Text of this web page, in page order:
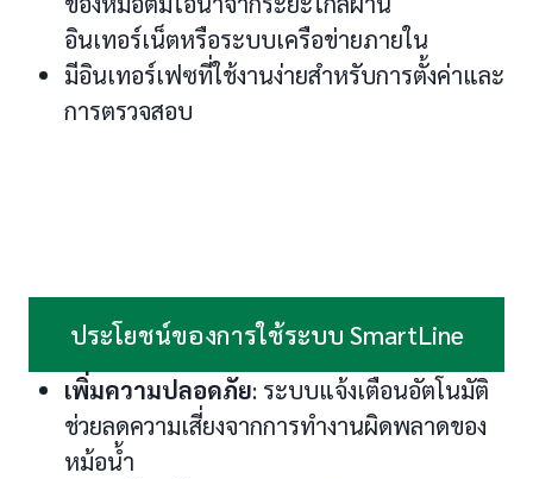
อินเทอร์เน็ตหรือระบบเครือข่ายภายใน
มีอินเทอร์เฟซที่ใช้งานง่ายสำหรับการตั้งค่าและ
การตรวจสอบ
ประโยชน์ของการใช้ระบบ SmartLine
เพิ่มความปลอดภัย: ระบบแจ้งเตือนอัตโนมัติ
ช่วยลดความเสี่ยงจากการทำงานผิดพลาดของ
หม้อน้ำ